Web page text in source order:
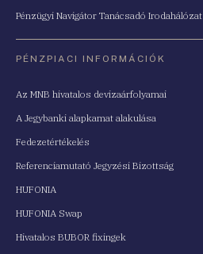
Pénzügyi Navigátor Tanácsadó Irodahálózat
PÉNZPIACI INFORMÁCIÓK
Az MNB hivatalos devizaárfolyamai
A Jegybanki alapkamat alakulása
Fedezetértékelés
Referenciamutató Jegyzési Bizottság
HUFONIA
HUFONIA Swap
Hivatalos BUBOR fixingek